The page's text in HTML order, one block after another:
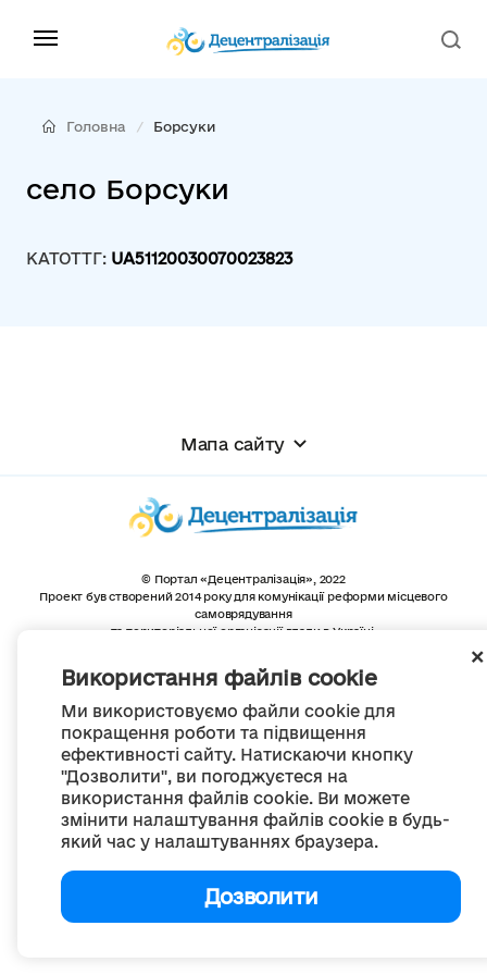
Використання файлів cookie
Ми використовуємо файли cookie для
покращення роботи та підвищення
ефективності сайту. Натискаючи кнопку
"Дозволити", ви погоджуєтеся на
використання файлів cookie. Ви можете
змінити налаштування файлів cookie в будь-
який час у налаштуваннях браузера.
Дозволити
Головна Борсуки
село Борсуки
КАТОТТГ: UA51120030070023823
Мапа сайту
© Портал «Децентралізація», 2022
Проект був створений 2014 року для комунікації реформи місцевого
самоврядування
та територіальної організації влади в Україні.
Весь контент доступний за ліцензією
Creative Commons Attribution 4.0 International license,
якщо не зазначено інше